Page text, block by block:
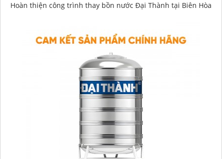
Hoàn thiện công trình thay bồn nước Đại Thành tại Biên Hòa